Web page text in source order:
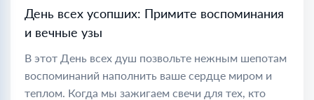
День всех усопших: Примите воспоминания
и вечные узы
В этот День всех душ позвольте нежным шепотам
воспоминаний наполнить ваше сердце миром и
теплом. Когда мы зажигаем свечи для тех, кто